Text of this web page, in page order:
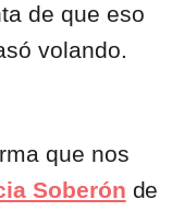
de que eso
volando.
que nos
Soberón de